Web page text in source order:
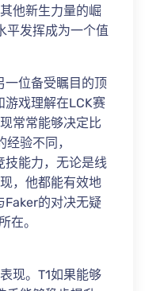
他新生力量的崛
平发挥成为一个值
一位备受瞩目的顶
戏理解在LCK赛
常常能够决定比
验不同，
技能力，无论是线
，他都能有效地
Faker的对决无疑
在。
现。T1如果能够